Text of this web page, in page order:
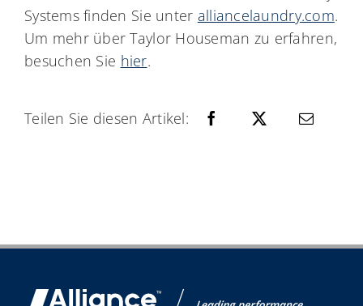
Systems finden Sie unter alliancelaundry.com.
Um mehr über Taylor Houseman zu erfahren,
besuchen Sie hier.
Teilen Sie diesen Artikel: